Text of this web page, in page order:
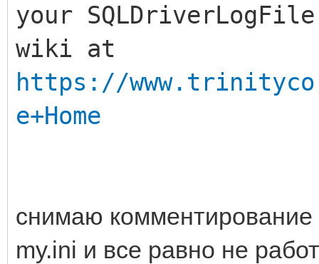
your
wiki at
https://
e+Home
снимаю
my.ini и все равно не